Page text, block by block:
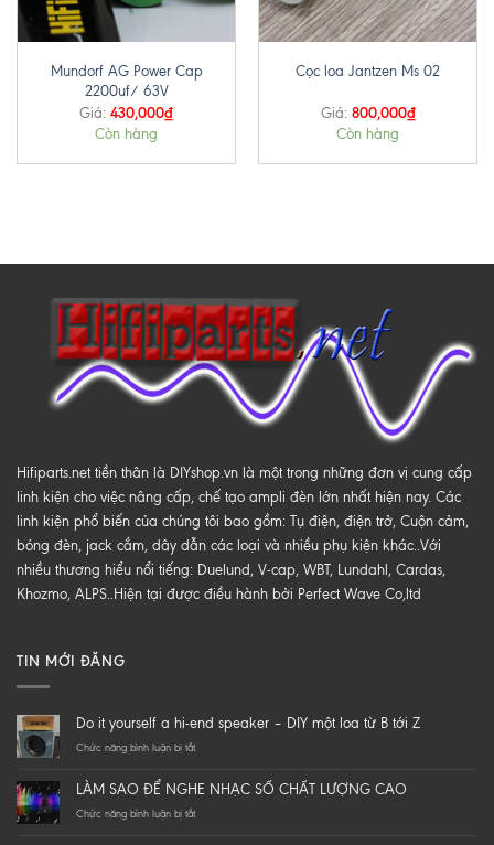
Mundorf AG Power Cap
2200uf/ 63V
Giá: 430,000₫
Còn hàng
Cọc loa Jantzen Ms 02
Giá: 800,000₫
Còn hàng
Hifiparts.net tiền thân là DIYshop.vn là một trong những đơn vị cung cấp
linh kiện cho việc nâng cấp, chế tạo ampli đèn lớn nhất hiện nay. Các
linh kiện phổ biến của chúng tôi bao gồm: Tụ điện, điện trở, Cuộn cảm,
bóng đèn, jack cắm, dây dẫn các loại và nhiều phụ kiện khác..Với
nhiều thương hiểu nổi tiếng: Duelund, V-cap, WBT, Lundahl, Cardas,
Khozmo, ALPS..Hiện tại được điều hành bởi Perfect Wave Co,ltd
TIN MỚI ĐĂNG
Do it yourself a hi-end speaker – DIY một loa từ B tới Z
Chức năng bình luận bị tắtở
yourself
a
LÀM SAO ĐỂ NGHE NHẠC SỐ CHẤT LƯỢNG CAO
Chức năng bình luận bị tắtở